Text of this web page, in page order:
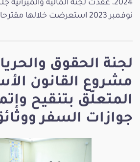
لجنة الحقوق
مشروع القانون
المتعلّق بتنقيح
جوازات السفر
نوفمبر 2023 استعرضت خلالها مقترحات تعديل فص...